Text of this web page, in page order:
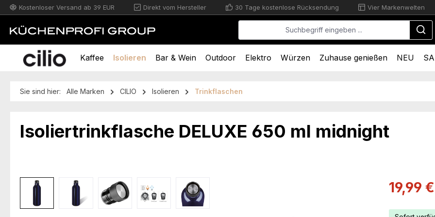
Hauptinhalt springen
Zur Suche springen
Zur Hauptnavigation springen
Kostenloser Versand ab 39 EUR Direkt vom Hersteller 30 Tage kostenlose Rücksendung Vier Markenwelten
Kaffee Isolieren Bar & Wein Outdoor Elektro Würzen Zuhause genießen NEU
Sie sind hier: Alle Marken CILIO Isolieren Trinkflaschen
Isoliertrinkflasche DELUXE 650 ml midnight
Bildergalerie überspringen 19,99 €